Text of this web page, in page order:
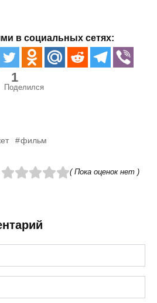
в социальных сетях:
1
Поделился
фильм
( Пока оценок нет )